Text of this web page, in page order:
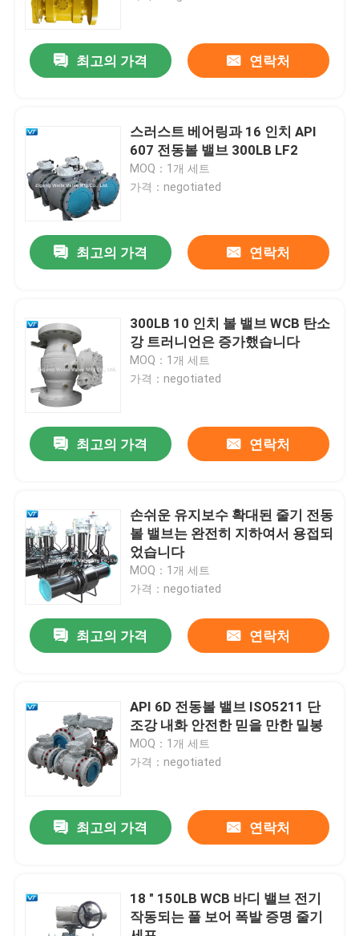
제품
우리에 대하여
공장 여행
연락주세요
인용문을 요구하세요
파이프라인 볼 밸브
석유 파이프 라인 밸브
최고의 가격 연락처
스러스트 베어링과 16 인치 API
607 전동볼 밸브 300LB LF2
MOQ：1개 세트
가격：negotiated
최고의 가격 연락처
300LB 10 인치 볼 밸브 WCB 탄소
강 트러니언은 증가했습니다
MOQ：1개 세트
가격：negotiated
최고의 가격 연락처
손쉬운 유지보수 확대된 줄기 전동
볼 밸브는 완전히 지하여서 용접되
었습니다
MOQ：1개 세트
가격：negotiated
최고의 가격 연락처
API 6D 전동볼 밸브 ISO5211 단
조강 내화 안전한 믿을 만한 밀봉
MOQ：1개 세트
가격：negotiated
최고의 가격 연락처
18 " 150LB WCB 바디 밸브 전기
작동되는 풀 보어 폭발 증명 줄기